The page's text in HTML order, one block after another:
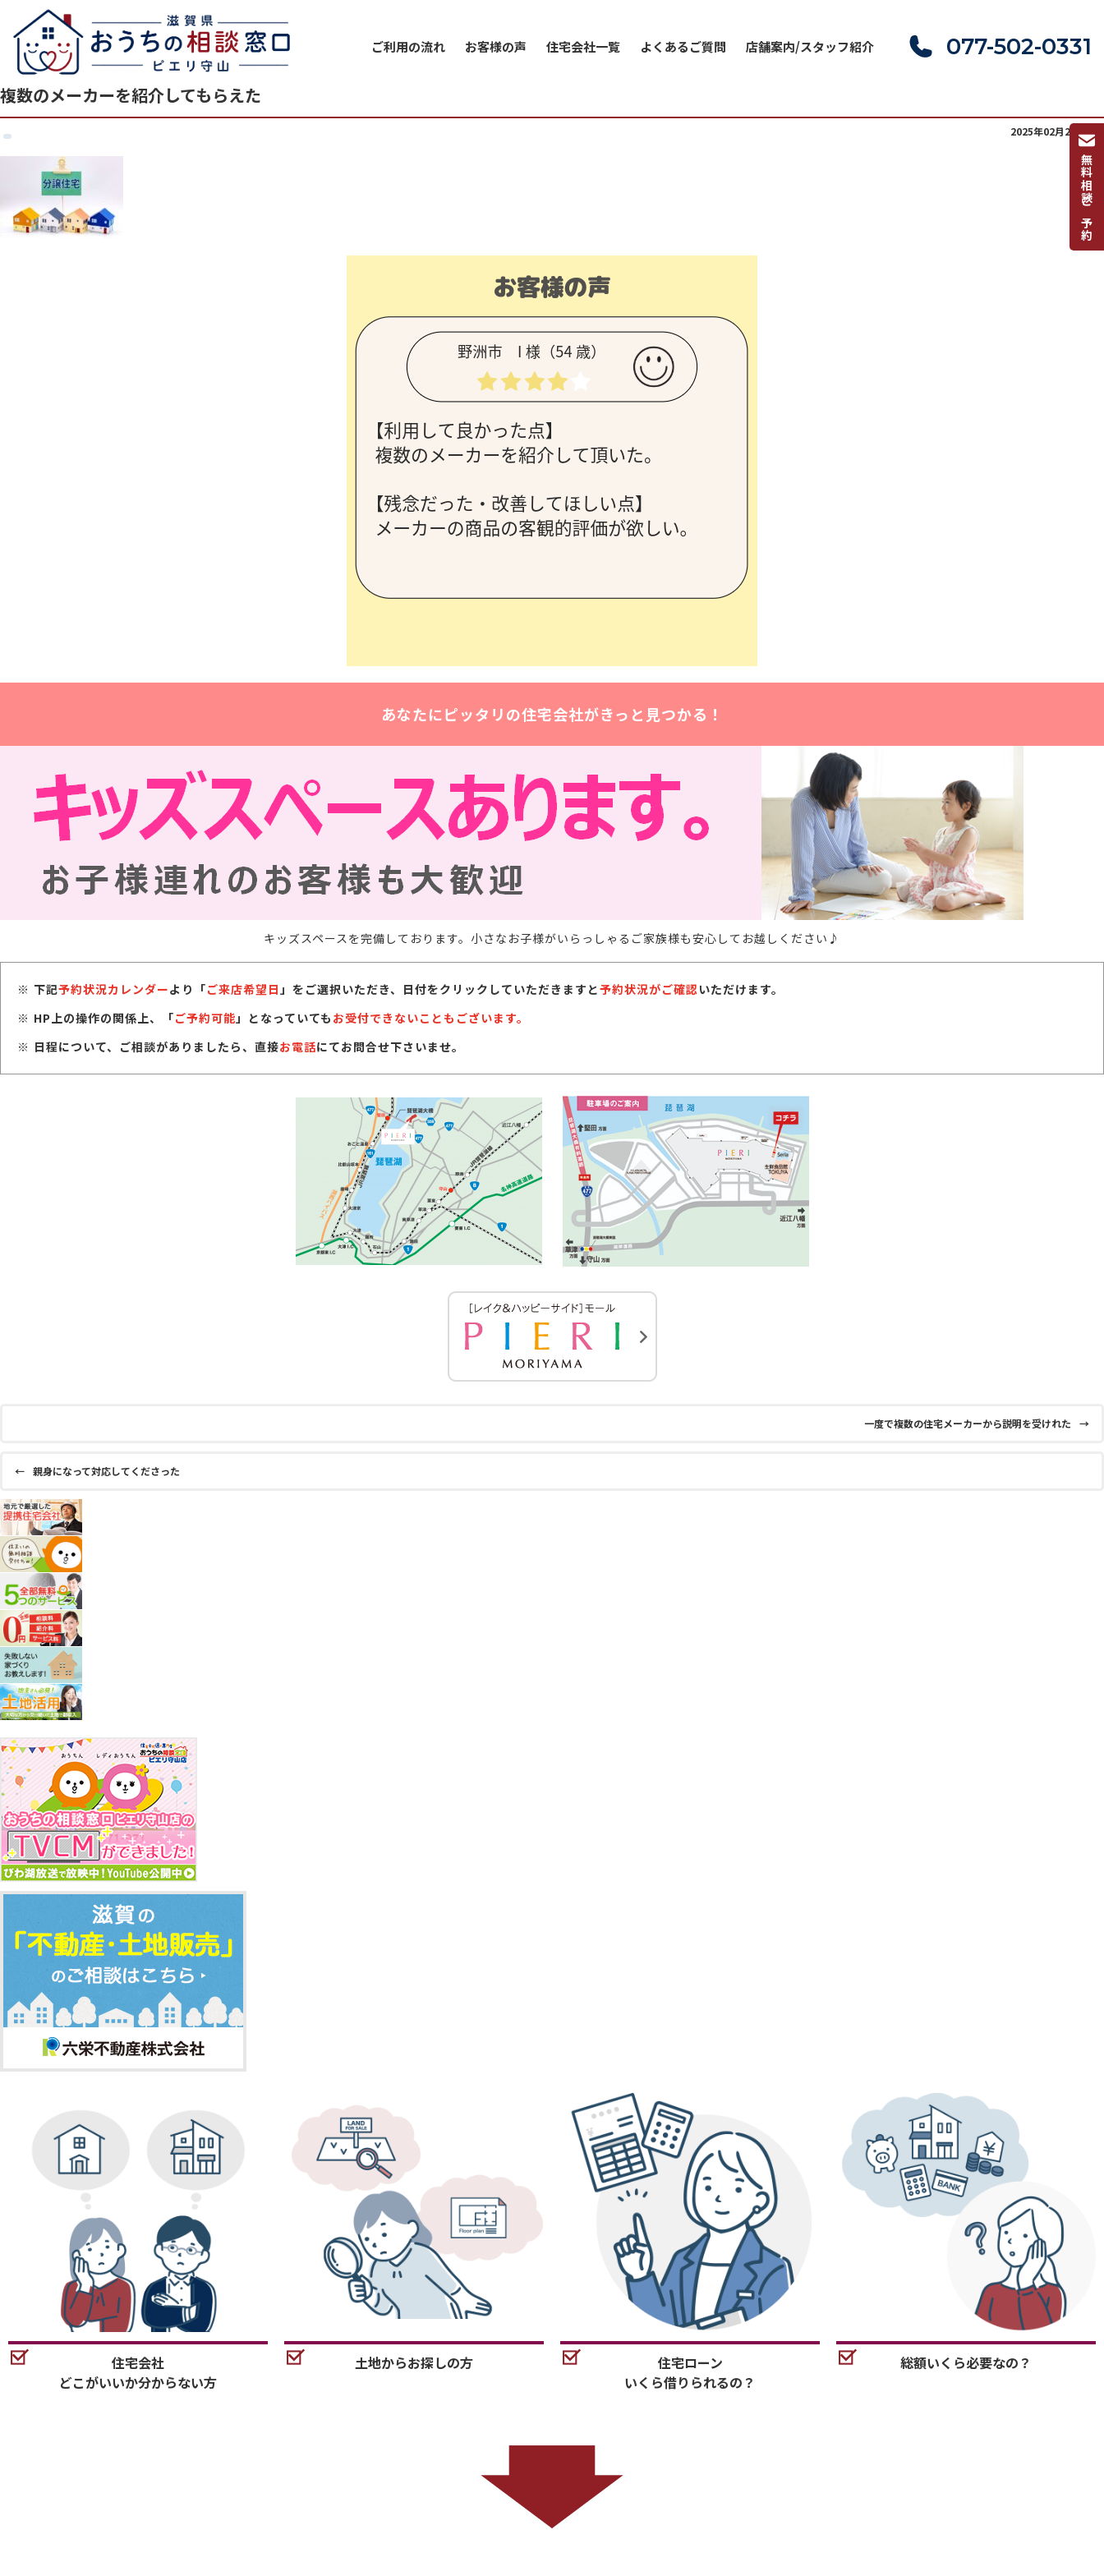
ご利用の流れ お客様の声 住宅会社一覧 よくあるご質問 店舗案内/スタッフ紹介 077-502-0331
無料相談ご予約
複数のメーカーを紹介してもらえた
2025年02月24日(月)
あなたにピッタリの住宅会社がきっと見つかる！
キッズスペースを完備しております。小さなお子様がいらっしゃるご家族様も安心してお越しください♪
下記予約状況カレンダーより「ご来店希望日」をご選択いただき、日付をクリックしていただきますと予約状況がご確認いただけます。
HP上の操作の関係上、「ご予約可能」となっていても お受付できないこともございます。
日程について、ご相談がありましたら、直接お電話にてお問合せ下さいませ。
一度で複数の住宅メーカーから説明を受けれた →
← 親身になって対応してくださった
住宅会社
どこがいいか分からない方
土地からお探しの方
住宅ローン
いくら借りられるの？
総額いくら必要なの？